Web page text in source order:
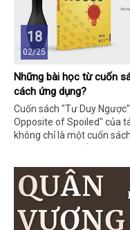
18
02/25
Những bài học từ cuốn
cách ứng dụng?
Cuốn sách "Tư Duy
Opposite of Spoiled" của
không chỉ là một cuốn
và trách nhiệm xã hội.
đề cập đến một cuốn
tự liên quan đến "tư duy
vực như kinh doanh, qu